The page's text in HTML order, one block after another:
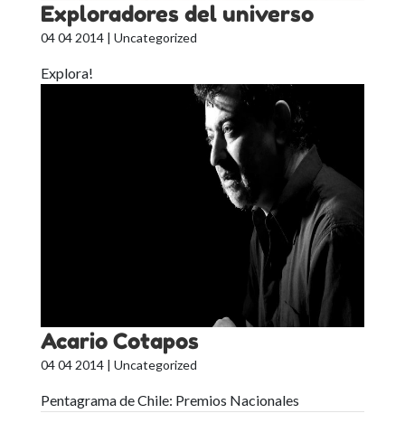
Exploradores del universo
04 04 2014| Uncategorized
Explora!
Acario Cotapos
04 04 2014| Uncategorized
Pentagrama de Chile: Premios Nacionales